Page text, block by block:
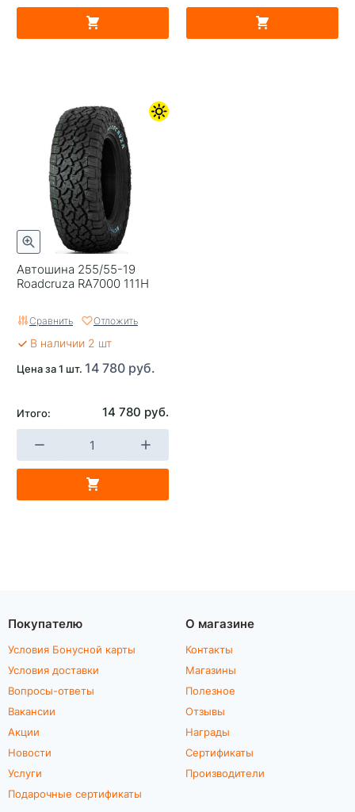
Автошина 255/55-19
Roadcruza RA7000 111H
Сравнить Отложить
В наличии 2 шт
Цена за 1 шт. 14 780 руб.
Итого: 14 780 руб.
Покупателю
Условия Бонусной карты
Условия доставки
Вопросы-ответы
Вакансии
Акции
Новости
Услуги
Подарочные сертификаты
О магазине
Контакты
Магазины
Полезное
Отзывы
Награды
Сертификаты
Производители